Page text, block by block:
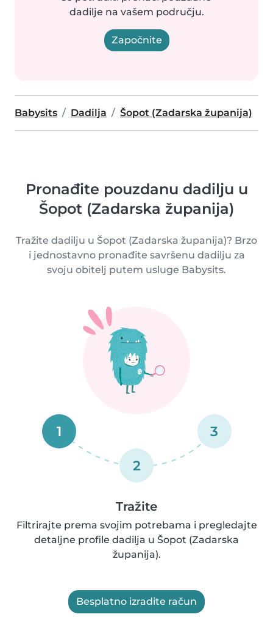
dadilje na vašem području.
Započnite
Babysits Dadilja Šopot (Zadarska županija)
Pronađite pouzdanu dadilju u
Šopot (Zadarska županija)
Tražite dadilju u Šopot (Zadarska županija)? Brzo
i jednostavno pronađite savršenu dadilju za
svoju obitelj putem usluge Babysits.
1
2
3
Tražite
Filtrirajte prema svojim potrebama i pregledajte
detaljne profile dadilja u Šopot (Zadarska
županija).
Besplatno izradite račun